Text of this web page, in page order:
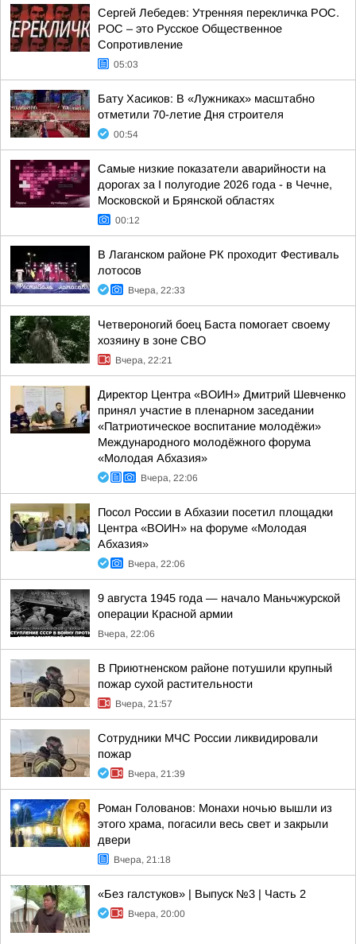
Сергей Лебедев: Утренняя перекличка РОС.
РОС – это Русское Общественное
Сопротивление
05:03
Бату Хасиков: В «Лужниках» масштабно
отметили 70-летие Дня строителя
00:54
Самые низкие показатели аварийности на
дорогах за I полугодие 2026 года - в Чечне,
Московской и Брянской областях
00:12
В Лаганском районе РК проходит Фестиваль
лотосов
Вчера, 22:33
Четвероногий боец Баста помогает своему
хозяину в зоне СВО
Вчера, 22:21
Директор Центра «ВОИН» Дмитрий Шевченко
принял участие в пленарном заседании
«Патриотическое воспитание молодёжи»
Международного молодёжного форума
«Молодая Абхазия»
Вчера, 22:06
Посол России в Абхазии посетил площадки
Центра «ВОИН» на форуме «Молодая
Абхазия»
Вчера, 22:06
9 августа 1945 года — начало Маньчжурской
операции Красной армии
Вчера, 22:06
В Приютненском районе потушили крупный
пожар сухой растительности
Вчера, 21:57
Сотрудники МЧС России ликвидировали
пожар
Вчера, 21:39
Роман Голованов: Монахи ночью вышли из
этого храма, погасили весь свет и закрыли
двери
Вчера, 21:18
«Без галстуков» | Выпуск №3 | Часть 2
Вчера, 20:00